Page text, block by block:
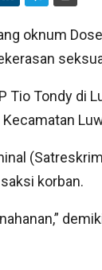
oknum
Tio Tondy
korban.